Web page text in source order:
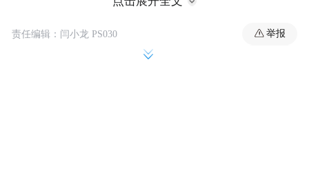
会有更多的参与感和责任感，希望球队能做
责任编辑：闫小龙 PS030 举报